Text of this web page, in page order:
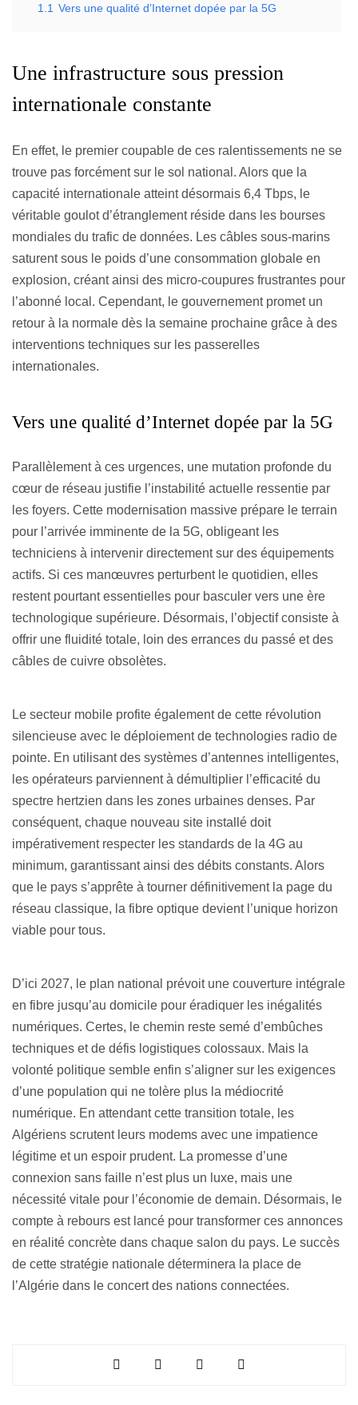
1.1 Vers une qualité d’Internet dopée par la 5G
Une infrastructure sous pression
internationale constante
En effet, le premier coupable de ces ralentissements ne se
trouve pas forcément sur le sol national. Alors que la
capacité internationale atteint désormais 6,4 Tbps, le
véritable goulot d’étranglement réside dans les bourses
mondiales du trafic de données. Les câbles sous-marins
saturent sous le poids d’une consommation globale en
explosion, créant ainsi des micro-coupures frustrantes pour
l’abonné local. Cependant, le gouvernement promet un
retour à la normale dès la semaine prochaine grâce à des
interventions techniques sur les passerelles
internationales.
Vers une qualité d’Internet dopée par la 5G
Parallèlement à ces urgences, une mutation profonde du
cœur de réseau justifie l’instabilité actuelle ressentie par
les foyers. Cette modernisation massive prépare le terrain
pour l’arrivée imminente de la 5G, obligeant les
techniciens à intervenir directement sur des équipements
actifs. Si ces manœuvres perturbent le quotidien, elles
restent pourtant essentielles pour basculer vers une ère
technologique supérieure. Désormais, l’objectif consiste à
offrir une fluidité totale, loin des errances du passé et des
câbles de cuivre obsolètes.
Le secteur mobile profite également de cette révolution
silencieuse avec le déploiement de technologies radio de
pointe. En utilisant des systèmes d’antennes intelligentes,
les opérateurs parviennent à démultiplier l’efficacité du
spectre hertzien dans les zones urbaines denses. Par
conséquent, chaque nouveau site installé doit
impérativement respecter les standards de la 4G au
minimum, garantissant ainsi des débits constants. Alors
que le pays s’apprête à tourner définitivement la page du
réseau classique, la fibre optique devient l’unique horizon
viable pour tous.
D’ici 2027, le plan national prévoit une couverture intégrale
en fibre jusqu’au domicile pour éradiquer les inégalités
numériques. Certes, le chemin reste semé d’embûches
techniques et de défis logistiques colossaux. Mais la
volonté politique semble enfin s’aligner sur les exigences
d’une population qui ne tolère plus la médiocrité
numérique. En attendant cette transition totale, les
Algériens scrutent leurs modems avec une impatience
légitime et un espoir prudent. La promesse d’une
connexion sans faille n’est plus un luxe, mais une
nécessité vitale pour l’économie de demain. Désormais, le
compte à rebours est lancé pour transformer ces annonces
en réalité concrète dans chaque salon du pays. Le succès
de cette stratégie nationale déterminera la place de
l’Algérie dans le concert des nations connectées.